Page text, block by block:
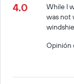
4.0
While I
was not
Opinión